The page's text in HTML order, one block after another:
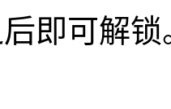
即可解锁